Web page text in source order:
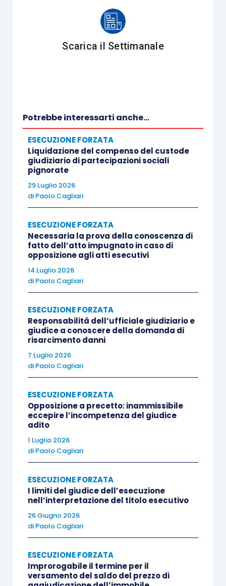
Scarica il Settimanale
Potrebbe interessarti anche...
ESECUZIONE FORZATA
Liquidazione del compenso del custode
giudiziario di partecipazioni sociali
pignorate
29 Luglio 2026
di Paolo Cagliari
ESECUZIONE FORZATA
Necessaria la prova della conoscenza di
fatto dell’atto impugnato in caso di
opposizione agli atti esecutivi
14 Luglio 2026
di Paolo Cagliari
ESECUZIONE FORZATA
Responsabilità dell’ufficiale giudiziario e
giudice a conoscere della domanda di
risarcimento danni
7 Luglio 2026
di Paolo Cagliari
ESECUZIONE FORZATA
Opposizione a precetto: inammissibile
eccepire l’incompetenza del giudice
adito
1 Luglio 2026
di Paolo Cagliari
ESECUZIONE FORZATA
I limiti del giudice dell’esecuzione
nell’interpretazione del titolo esecutivo
26 Giugno 2026
di Paolo Cagliari
ESECUZIONE FORZATA
Improrogabile il termine per il
versamento del saldo del prezzo di